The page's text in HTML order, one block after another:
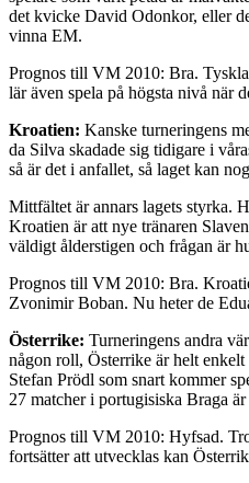
det kvicke David Odonkor, eller
vinna EM.
Prognos till VM 2010: Bra.
lär även spela på högsta nivå när
Kroatien: Kanske turneringens
da Silva skadade sig tidigare i
så är det i anfallet, så laget kan
Mittfältet är annars lagets styrka.
Kroatien är att nye tränaren
väldigt ålderstigen och frågan är
Prognos till VM 2010: Bra.
Zvonimir Boban. Nu heter de
Österrike: Turneringens andra
någon roll, Österrike är helt
Stefan Prödl som snart kommer
27 matcher i portugisiska Braga
Prognos till VM 2010: Hyfsad.
fortsätter att utvecklas kan